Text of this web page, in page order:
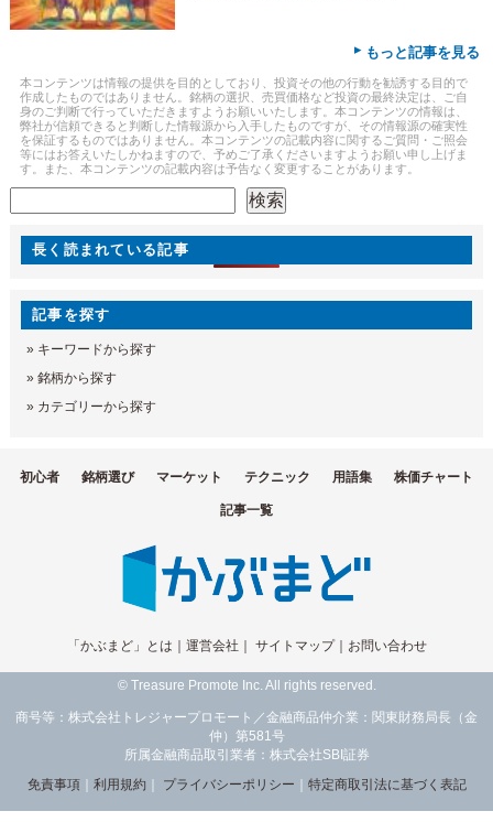
▸ もっと記事を見る
本コンテンツは情報の提供を目的としており、投資その他の行動を勧誘する目的で
作成したものではありません。銘柄の選択、売買価格など投資の最終決定は、ご自
身のご判断で行っていただきますようお願いいたします。本コンテンツの情報は、
弊社が信頼できると判断した情報源から入手したものですが、その情報源の確実性
を保証するものではありません。本コンテンツの記載内容に関するご質問・ご照会
等にはお答えいたしかねますので、予めご了承くださいますようお願い申し上げま
す。また、本コンテンツの記載内容は予告なく変更することがあります。
検索
長く読まれている記事
記事を探す
» キーワードから探す
» 銘柄から探す
» カテゴリーから探す
初心者 銘柄選び マーケット テクニック 用語集 株価チャート
記事一覧
「かぶまど」とは 運営会社 サイトマップ｜ お問い合わせ
© Treasure Promote Inc. All rights reserved.
商号等：株式会社トレジャープロモート／金融商品仲介業：関東財務局長（金
仲）第581号
所属金融商品取引業者：株式会社SBI証券
免責事項｜ 利用規約 プライバシーポリシー 特定商取引法に基づく表記